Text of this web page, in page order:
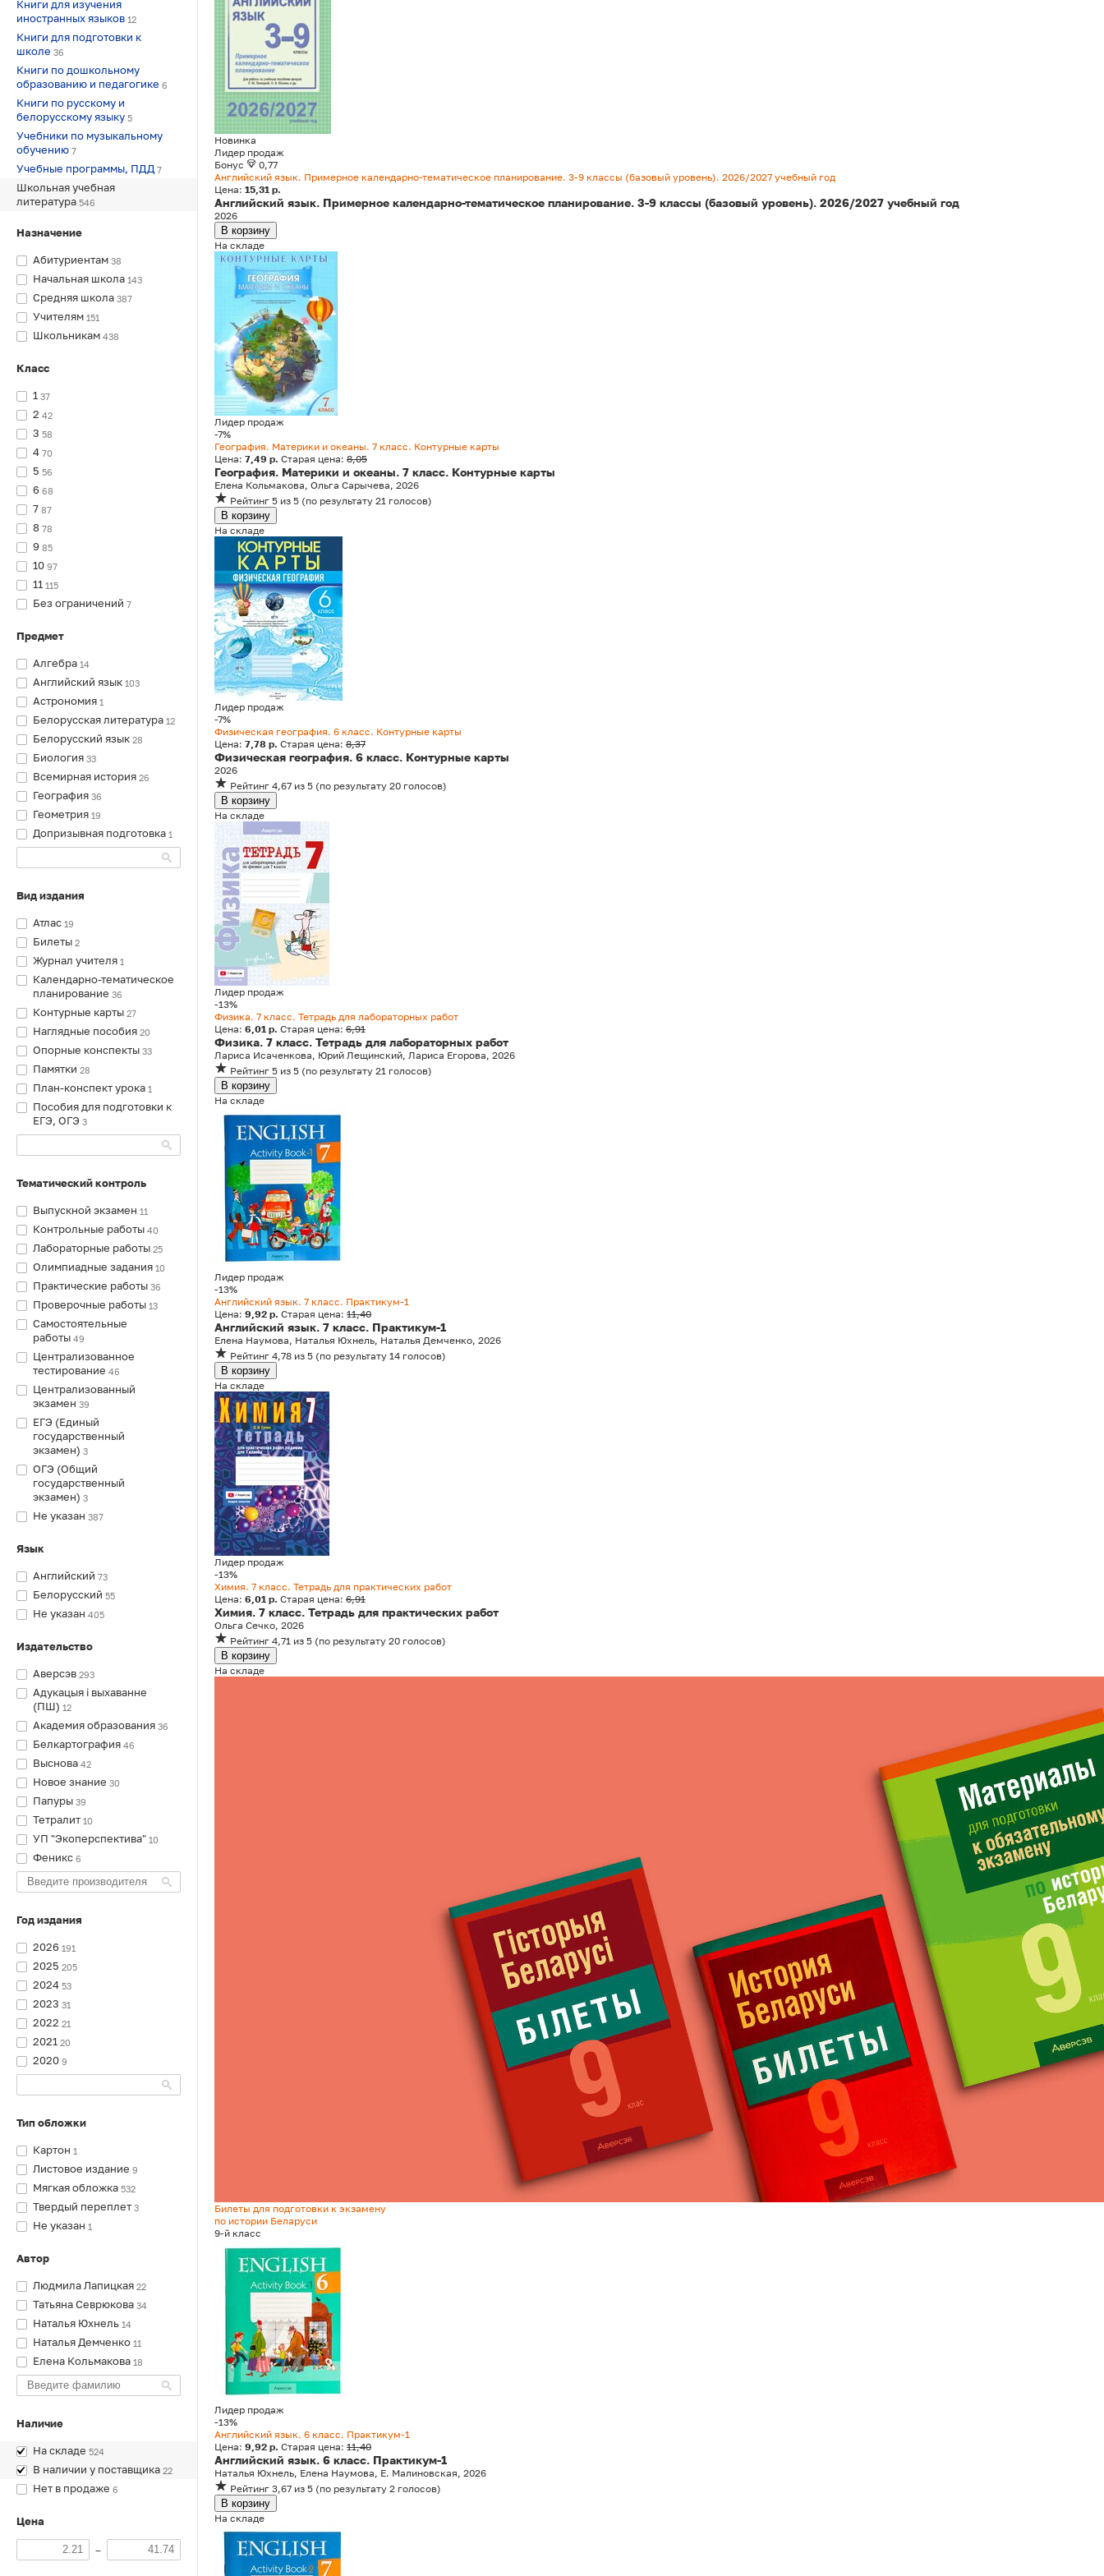
Книги для изучения
иностранных языков 12
Книги для подготовки к
школе 36
Книги по дошкольному
образованию и педагогике 6
Книги по русскому и
белорусскому языку 5
Учебники по музыкальному
обучению 7
Учебные программы, ПДД 7
Школьная учебная
литература 546
Назначение
Абитуриентам 38
Начальная школа 143
Средняя школа 387
Учителям 151
Школьникам 438
Класс
1 37
2 42
3 58
4 70
5 56
6 68
7 87
8 78
9 85
10 97
11 115
Без ограничений 7
Предмет
Алгебра 14
Английский язык 103
Астрономия 1
Белорусская литература 12
Белорусский язык 28
Биология 33
Всемирная история 26
География 36
Геометрия 19
Допризывная подготовка 1
Вид издания
Атлас 19
Билеты 2
Журнал учителя 1
Календарно-тематическое
планирование 36
Контурные карты 27
Наглядные пособия 20
Опорные конспекты 33
Памятки 28
План-конспект урока 1
Пособия для подготовки к
ЕГЭ, ОГЭ 3
Тематический контроль
Выпускной экзамен 11
Контрольные работы 40
Лабораторные работы 25
Олимпиадные задания 10
Практические работы 36
Проверочные работы 13
Самостоятельные
работы 49
Централизованное
тестирование 46
Централизованный
экзамен 39
ЕГЭ (Единый
государственный
экзамен) 3
ОГЭ (Общий
государственный
экзамен) 3
Не указан 387
Язык
Английский 73
Белорусский 55
Не указан 405
Издательство
Аверсэв 293
Адукацыя i выхаванне
(ПШ) 12
Академия образования 36
Белкартография 46
Выснова 42
Новое знание 30
Папуры 39
Тетралит 10
УП "Экоперспектива" 10
Феникс 6
Год издания
2026 191
2025 205
2024 53
2023 31
2022 21
2021 20
2020 9
Тип обложки
Картон 1
Листовое издание 9
Мягкая обложка 532
Твердый переплет 3
Не указан 1
Автор
Людмила Лапицкая 22
Татьяна Севрюкова 34
Наталья Юхнель 14
Наталья Демченко 11
Елена Кольмакова 18
Наличие
На складе 524
В наличии у поставщика 22
Нет в продаже 6
Цена
–
Новинка
Лидер продаж
Бонус
0,77
Английский язык. Примерное календарно-тематическое планирование. 3-9 классы (базовый уровень). 2026/2027 учебный год
Цена: 15,31 р.
Английский язык. Примерное календарно-тематическое планирование. 3-9 классы (базовый уровень). 2026/2027 учебный год
2026
В корзину
На складе
Лидер продаж
-7%
География. Материки и океаны. 7 класс. Контурные карты
Цена: 7,49 р. Старая цена: 8,05
География. Материки и океаны. 7 класс. Контурные карты
Елена Кольмакова, Ольга Сарычева, 2026
Рейтинг 5 из 5 (по результату 21 голосов)
В корзину
На складе
Лидер продаж
-7%
Физическая география. 6 класс. Контурные карты
Цена: 7,78 р. Старая цена: 8,37
Физическая география. 6 класс. Контурные карты
2026
Рейтинг 4,67 из 5 (по результату 20 голосов)
В корзину
На складе
Лидер продаж
-13%
Физика. 7 класс. Тетрадь для лабораторных работ
Цена: 6,01 р. Старая цена: 6,91
Физика. 7 класс. Тетрадь для лабораторных работ
Лариса Исаченкова, Юрий Лещинский, Лариса Егорова, 2026
Рейтинг 5 из 5 (по результату 21 голосов)
В корзину
На складе
Лидер продаж
-13%
Английский язык. 7 класс. Практикум-1
Цена: 9,92 р. Старая цена: 11,40
Английский язык. 7 класс. Практикум-1
Елена Наумова, Наталья Юхнель, Наталья Демченко, 2026
Рейтинг 4,78 из 5 (по результату 14 голосов)
В корзину
На складе
Лидер продаж
-13%
Химия. 7 класс. Тетрадь для практических работ
Цена: 6,01 р. Старая цена: 6,91
Химия. 7 класс. Тетрадь для практических работ
Ольга Сечко, 2026
Рейтинг 4,71 из 5 (по результату 20 голосов)
В корзину
На складе
Билеты для подготовки к экзамену
по истории Беларуси
9-й класс
Лидер продаж
-13%
Английский язык. 6 класс. Практикум-1
Цена: 9,92 р. Старая цена: 11,40
Английский язык. 6 класс. Практикум-1
Наталья Юхнель, Елена Наумова, Е. Малиновская, 2026
Рейтинг 3,67 из 5 (по результату 2 голосов)
В корзину
На складе